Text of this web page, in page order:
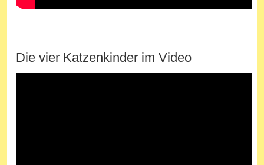
Die vier Katzenkinder im Video